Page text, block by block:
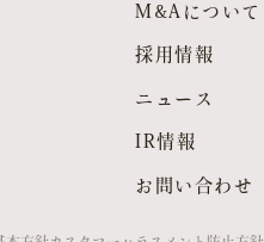
M&Aについて
採用情報
ニュース
IR情報
お問い合わせ